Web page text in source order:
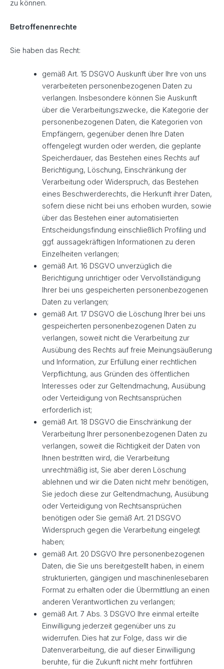
zu können.
Betroffenenrechte
Sie haben das Recht:
gemäß Art. 15 DSGVO Auskunft über Ihre von uns
verarbeiteten personenbezogenen Daten zu
verlangen. Insbesondere können Sie Auskunft
über die Verarbeitungszwecke, die Kategorie der
personenbezogenen Daten, die Kategorien von
Empfängern, gegenüber denen Ihre Daten
offengelegt wurden oder werden, die geplante
Speicherdauer, das Bestehen eines Rechts auf
Berichtigung, Löschung, Einschränkung der
Verarbeitung oder Widerspruch, das Bestehen
eines Beschwerderechts, die Herkunft ihrer Daten,
sofern diese nicht bei uns erhoben wurden, sowie
über das Bestehen einer automatisierten
Entscheidungsfindung einschließlich Profiling und
ggf. aussagekräftigen Informationen zu deren
Einzelheiten verlangen;
gemäß Art. 16 DSGVO unverzüglich die
Berichtigung unrichtiger oder Vervollständigung
Ihrer bei uns gespeicherten personenbezogenen
Daten zu verlangen;
gemäß Art. 17 DSGVO die Löschung Ihrer bei uns
gespeicherten personenbezogenen Daten zu
verlangen, soweit nicht die Verarbeitung zur
Ausübung des Rechts auf freie Meinungsäußerung
und Information, zur Erfüllung einer rechtlichen
Verpflichtung, aus Gründen des öffentlichen
Interesses oder zur Geltendmachung, Ausübung
oder Verteidigung von Rechtsansprüchen
erforderlich ist;
gemäß Art. 18 DSGVO die Einschränkung der
Verarbeitung Ihrer personenbezogenen Daten zu
verlangen, soweit die Richtigkeit der Daten von
Ihnen bestritten wird, die Verarbeitung
unrechtmäßig ist, Sie aber deren Löschung
ablehnen und wir die Daten nicht mehr benötigen,
Sie jedoch diese zur Geltendmachung, Ausübung
oder Verteidigung von Rechtsansprüchen
benötigen oder Sie gemäß Art. 21 DSGVO
Widerspruch gegen die Verarbeitung eingelegt
haben;
gemäß Art. 20 DSGVO Ihre personenbezogenen
Daten, die Sie uns bereitgestellt haben, in einem
strukturierten, gängigen und maschinenlesebaren
Format zu erhalten oder die Übermittlung an einen
anderen Verantwortlichen zu verlangen;
gemäß Art. 7 Abs. 3 DSGVO Ihre einmal erteilte
Einwilligung jederzeit gegenüber uns zu
widerrufen. Dies hat zur Folge, dass wir die
Datenverarbeitung, die auf dieser Einwilligung
beruhte, für die Zukunft nicht mehr fortführen